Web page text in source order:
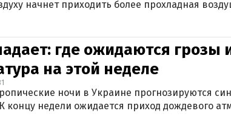
начнет приходить более прохладная
где ожидаются грозы
на этой неделе
ночи в Украине прогнозируются
концу недели ожидается приход дождевого